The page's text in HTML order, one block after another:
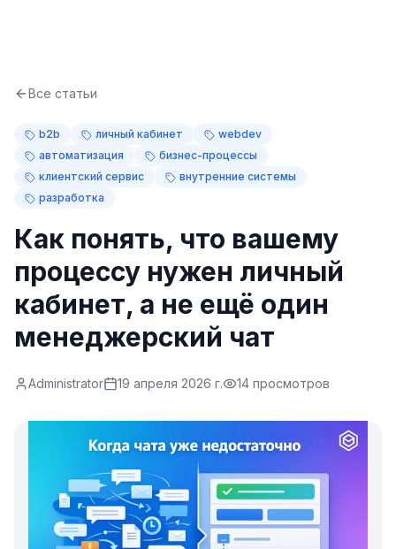
Все статьи
b2b личный кабинет
webdev
автоматизация
бизнес-процессы
клиентский сервис
внутренние системы
разработка
Как понять, что вашему
процессу нужен личный
кабинет, а не ещё один
менеджерский чат
Administrator 19 апреля 2026 г. 14 просмотров